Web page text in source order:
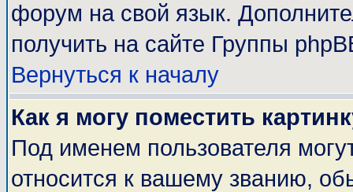
форум на свой язык.
получить на сайте Группы
Вернуться к началу
Как я могу поместить
Под именем пользователя
относится к вашему званию,